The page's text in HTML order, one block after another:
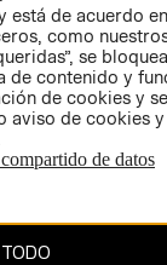
está de acuerdo
como
se
de contenido y
de cookies y
aviso de cookies
de datos